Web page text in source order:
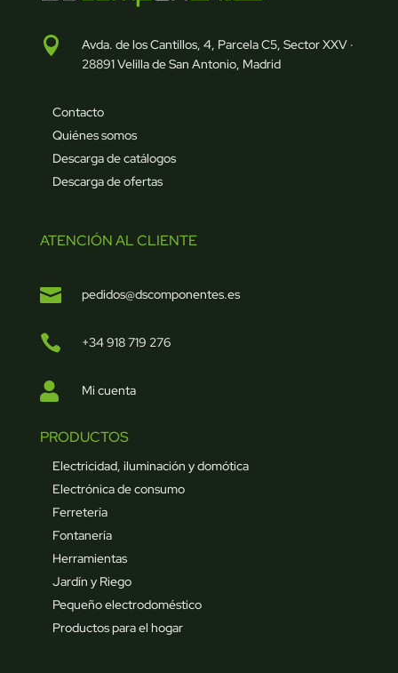

Avda. de los Cantillos, 4, Parcela C5, Sector XXV ·
28891 Velilla de San Antonio, Madrid
Contacto
Quiénes somos
Descarga de catálogos
Descarga de ofertas
ATENCIÓN AL CLIENTE
 pedidos@dscomponentes.es
 +34 918 719 276
 Mi cuenta
PRODUCTOS
Electricidad, iluminación y domótica
Electrónica de consumo
Ferretería
Fontanería
Herramientas
Jardín y Riego
Pequeño electrodoméstico
Productos para el hogar